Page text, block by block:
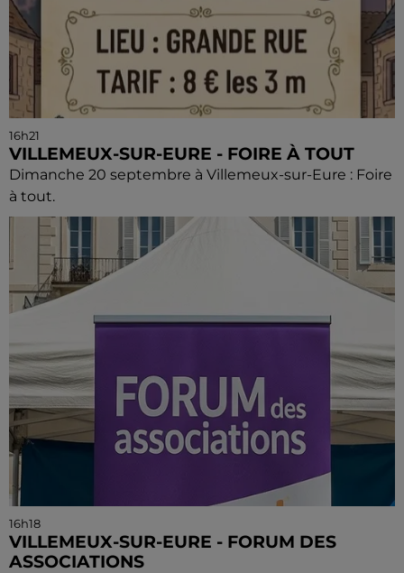
16h21
VILLEMEUX-SUR-EURE - FOIRE À TOUT
Dimanche 20 septembre à Villemeux-sur-Eure : Foire
à tout.
16h18
VILLEMEUX-SUR-EURE - FORUM DES
ASSOCIATIONS